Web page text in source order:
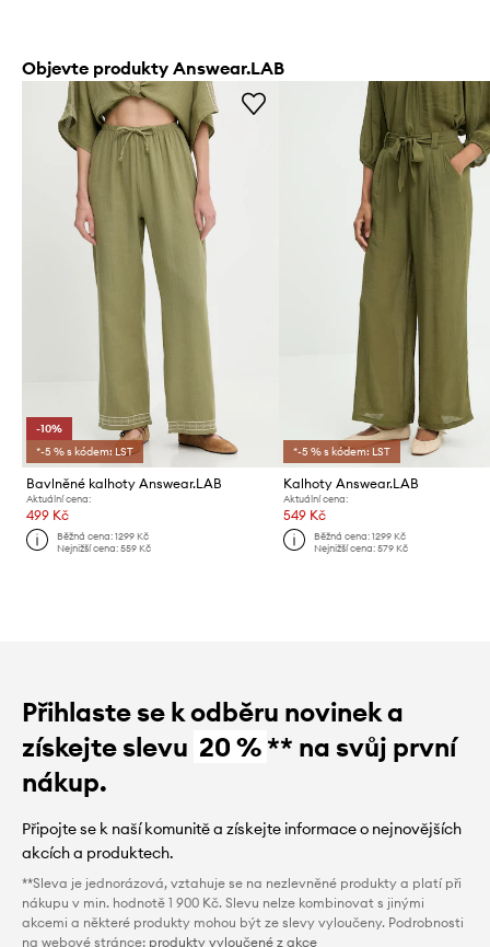
Objevte produkty Answear.LAB
-10%
*-5 % s kódem: LST
Bavlněné kalhoty Answear.LAB
Aktuální cena:
499 Kč
Běžná cena:1299 Kč
Nejnižší cena:559 Kč
*-5 % s kódem: LST
Kalhoty Answear.LAB
Aktuální cena:
549 Kč
Běžná cena: 1299 Kč
Nejnižší cena: 579 Kč
Přihlaste se k odběru novinek a
získejte slevu 20 %** na svůj první
nákup.
Připojte se k naší komunitě a získejte informace o nejnovějších
akcích a produktech.
**Sleva je jednorázová, vztahuje se na nezlevněné produkty a platí při
nákupu v min. hodnotě 1 900 Kč. Slevu nelze kombinovat s jinými
akcemi a některé produkty mohou být ze slevy vyloučeny. Podrobnosti
na webové stránce: produkty vyloučené z akce